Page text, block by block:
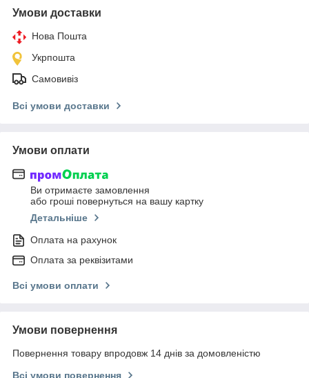
Умови доставки
Нова Пошта
Укрпошта
Самовивіз
Всі умови доставки
Умови оплати
Ви отримаєте замовлення
або гроші повернуться на вашу картку
Детальніше
Оплата на рахунок
Оплата за реквізитами
Всі умови оплати
Умови повернення
Повернення товару впродовж 14 днів за домовленістю
Всі умови повернення